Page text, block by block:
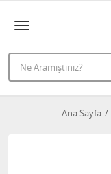
Ana Sayfa